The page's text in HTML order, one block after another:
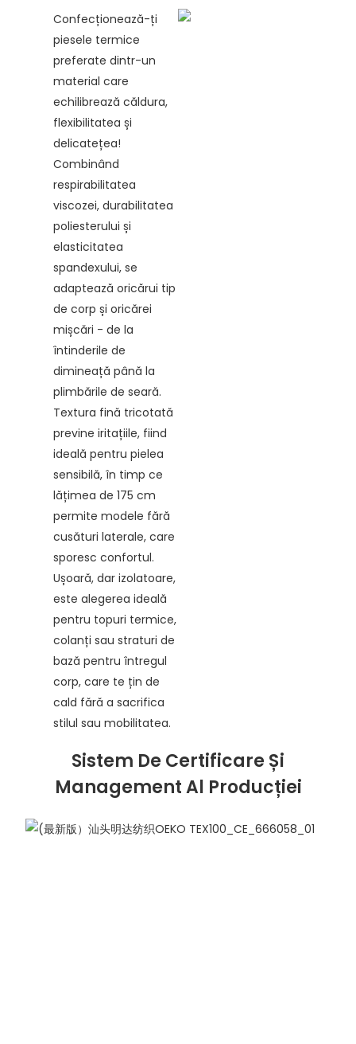
Confecționează-ți
piesele termice
preferate dintr-un
material care
echilibrează căldura,
flexibilitatea și
delicatețea!
Combinând
respirabilitatea
viscozei, durabilitatea
poliesterului și
elasticitatea
spandexului, se
adaptează oricărui tip
de corp și oricărei
mișcări - de la
întinderile de
dimineață până la
plimbările de seară.
Textura fină tricotată
previne iritațiile, fiind
ideală pentru pielea
sensibilă, în timp ce
lățimea de 175 cm
permite modele fără
cusături laterale, care
sporesc confortul.
Ușoară, dar izolatoare,
este alegerea ideală
pentru topuri termice,
colanți sau straturi de
bază pentru întregul
corp, care te țin de
cald fără a sacrifica
stilul sau mobilitatea.
Sistem De Certificare Și
Management Al Producției